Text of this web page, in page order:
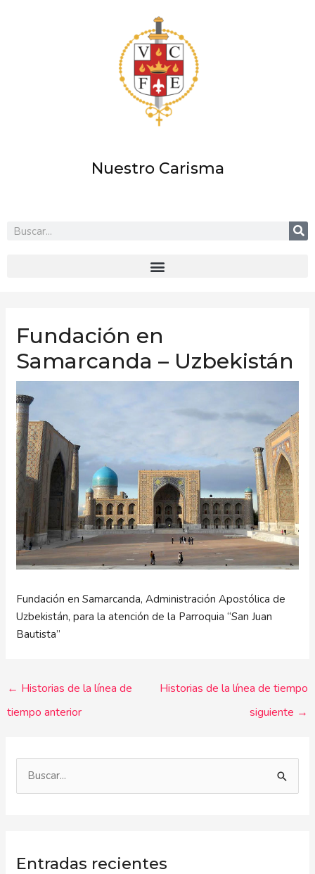
Nuestro Carisma
Fundación en
Samarcanda – Uzbekistán
Fundación en Samarcanda, Administración Apostólica de
Uzbekistán, para la atención de la Parroquia “San Juan
Bautista”
← Historias de la línea de
tiempo anterior
Historias de la línea de tiempo
siguiente →
a
Entradas recientes